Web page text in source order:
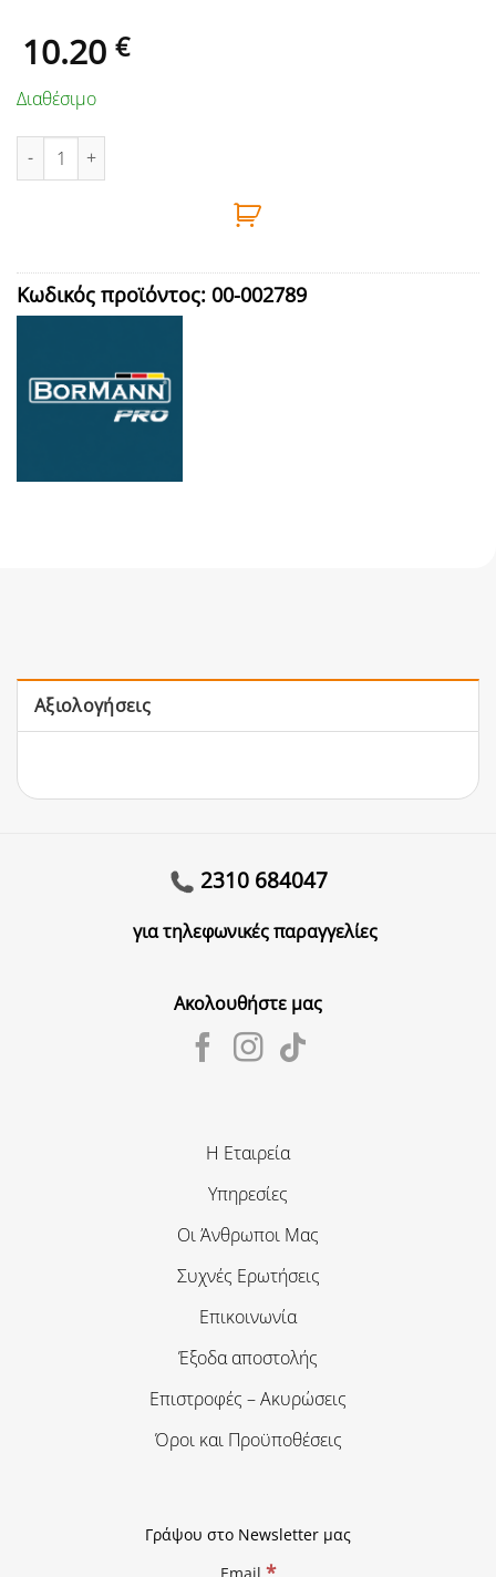
10.20 €
Διαθέσιμο
ΣΟΥΓΙΑΣ ΣΕ ΜΑΥΡΟ ΧΡΩΜΑ ,188mm ,ΛΑΒΗ ΑΛΟΥΜΙΝΙΟΥ
Κωδικός προϊόντος: 00-002789
Αξιολογήσεις
2310 684047
για τηλεφωνικές παραγγελίες
Ακολουθήστε μας
Η Εταιρεία
Υπηρεσίες
Οι Άνθρωποι Μας
Συχνές Ερωτήσεις
Επικοινωνία
Έξοδα αποστολής
Επιστροφές – Ακυρώσεις
Όροι και Προϋποθέσεις
Γράψου στο Newsletter μας